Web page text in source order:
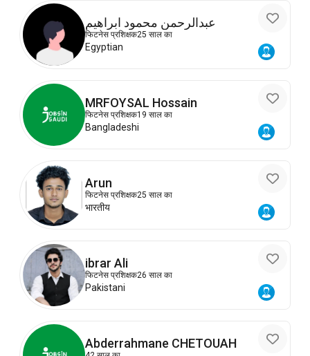
عبدالرحمن محمود ابراهيم
फिटनेस प्रशिक्षक25 साल का
Egyptian
MRFOYSAL Hossain
फिटनेस प्रशिक्षक19 साल का
Bangladeshi
Arun
फिटनेस प्रशिक्षक25 साल का
भारतीय
ibrar Ali
फिटनेस प्रशिक्षक26 साल का
Pakistani
Abderrahmane CHETOUAH